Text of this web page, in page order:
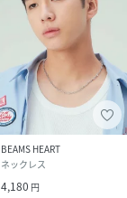
BEAMS HEART
ネックレス
4,180 円